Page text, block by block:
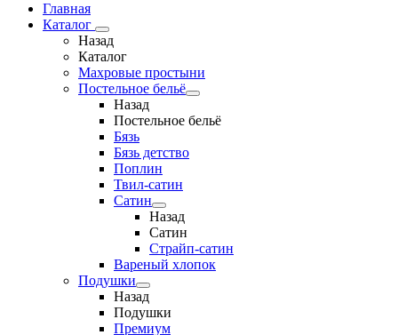
Главная
Каталог
Назад
Каталог
Махровые простыни
Постельное бельё
Назад
Постельное бельё
Бязь
Бязь детство
Поплин
Твил-сатин
Сатин
Назад
Сатин
Страйп-сатин
Вареный хлопок
Подушки
Назад
Подушки
Премиум